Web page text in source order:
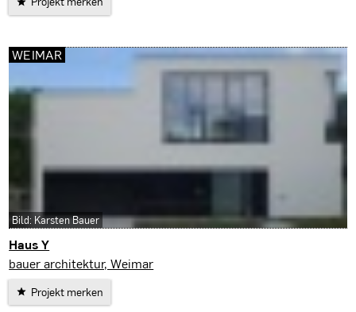
Haus Y
Weimar
bauer architektur, Weimar
Projekt merken
WEIMAR
Bild: Karsten Bauer